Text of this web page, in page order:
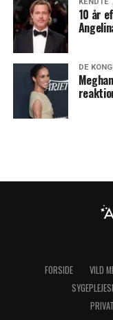
10 år
DE
FORSIDE VILD